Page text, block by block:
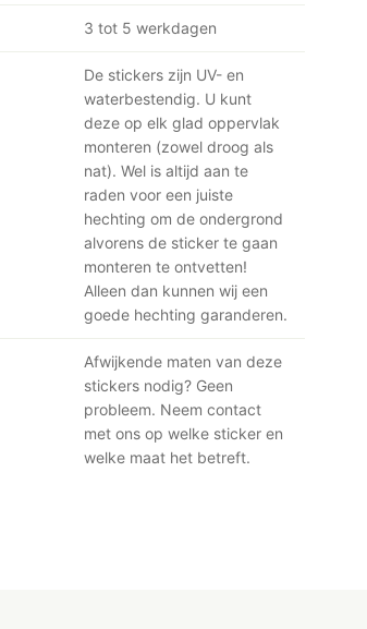
3 tot 5 werkdagen
De stickers zijn UV- en
waterbestendig. U kunt
deze op elk glad oppervlak
monteren (zowel droog als
nat). Wel is altijd aan te
raden voor een juiste
hechting om de ondergrond
alvorens de sticker te gaan
monteren te ontvetten!
Alleen dan kunnen wij een
goede hechting garanderen.
Afwijkende maten van deze
stickers nodig? Geen
probleem. Neem contact
met ons op welke sticker en
welke maat het betreft.